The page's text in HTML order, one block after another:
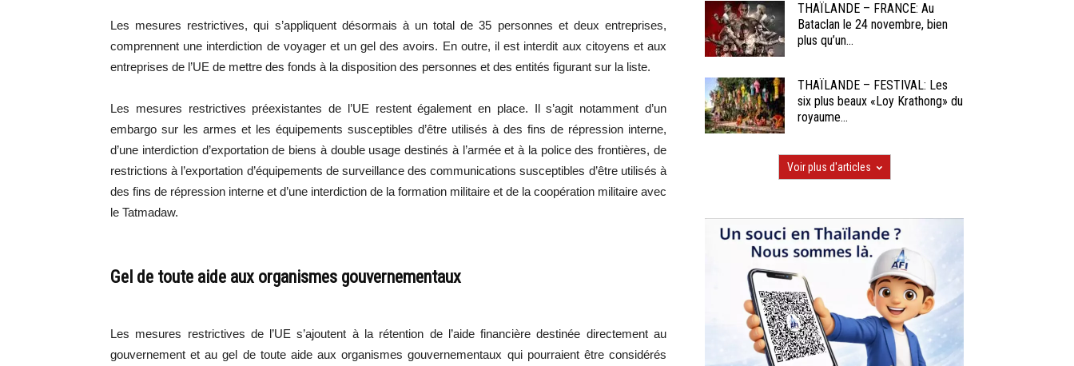
Les mesures restrictives, qui s’appliquent désormais à un total de 35 personnes et deux entreprises,
comprennent une interdiction de voyager et un gel des avoirs. En outre, il est interdit aux citoyens et aux
entreprises de l’UE de mettre des fonds à la disposition des personnes et des entités figurant sur la liste.
Les mesures restrictives préexistantes de l’UE restent également en place. Il s’agit notamment d’un
embargo sur les armes et les équipements susceptibles d’être utilisés à des fins de répression interne,
d’une interdiction d’exportation de biens à double usage destinés à l’armée et à la police des frontières, de
restrictions à l’exportation d’équipements de surveillance des communications susceptibles d’être utilisés à
des fins de répression interne et d’une interdiction de la formation militaire et de la coopération militaire avec
le Tatmadaw.
Gel de toute aide aux organismes gouvernementaux
Les mesures restrictives de l’UE s’ajoutent à la rétention de l’aide financière destinée directement au
gouvernement et au gel de toute aide aux organismes gouvernementaux qui pourraient être considérés
THAÏLANDE – FRANCE: Au
Bataclan le 24 novembre, bien
plus qu’un...
THAÏLANDE – FESTIVAL: Les
six plus beaux «Loy Krathong» du
royaume...
Voir plus d'articles